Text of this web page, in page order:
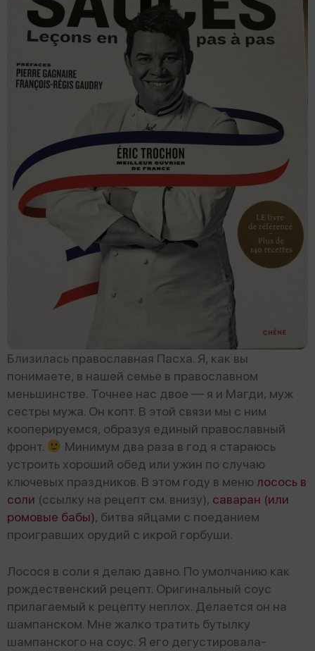
Близилась православная Пасха. Я, как вы
понимаете, в нашей семье в православном
меньшинстве. Точнее нас двое — я и Магди, муж
сестры мужа. Он копт. В этой связи мы с ним
кооперируемся, образуя единый православный
фронт.
Минимум два раза в год я стараюсь
устроить хороший обед или ужин по случаю
ключевых праздников. В этом году в меню лосось в
соли (ссылку на рецепт см. внизу), саваран (или
ромовые бабы), битва яйцами с поеданием
проигравших орудий с икрой горбуши.
Лосося в соли я делаю давно. По умолчанию как
рождественский рецепт. Оригинальный соус
прилагаемый к рецепту неплох. Делается он на
шампанском. Мне жалко тратить бутылку
шампанского на соус. Я его дегустировала-